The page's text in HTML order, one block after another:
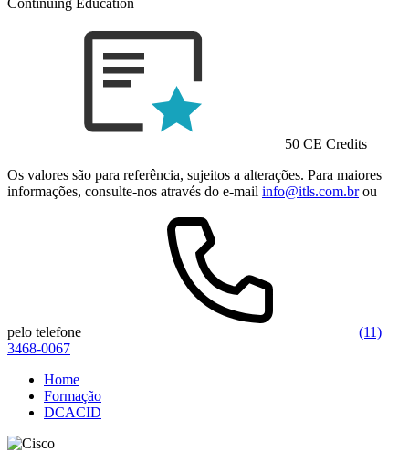
Continuing Education
50 CE Credits
Os valores são para referência, sujeitos a alterações. Para maiores
informações, consulte-nos através do e-mail info@itls.com.brou
pelo telefone
(11)
3468-0067
Home
Formação
DCACID